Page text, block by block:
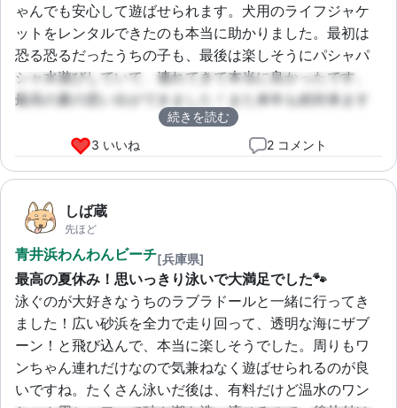
ゃんでも安心して遊ばせられます。犬用のライフジャケ
ットをレンタルできたのも本当に助かりました。最初は
恐る恐るだったうちの子も、最後は楽しそうにパシャパ
シャ水遊びしていて、連れてきて本当に良かったです。
最高の夏の思い出ができました！また来年も絶対来ます
続きを読む
3 いいね
2 コメント
しば蔵
先ほど
青井浜わんわんビーチ[兵庫県]
最高の夏休み！思いっきり泳いで大満足でした🐾
泳ぐのが大好きなうちのラブラドールと一緒に行ってき
ました！広い砂浜を全力で走り回って、透明な海にザブ
ーン！と飛び込んで、本当に楽しそうでした。周りもワ
ンちゃん連れだけなので気兼ねなく遊ばせられるのが良
いですね。たくさん泳いだ後は、有料だけど温水のワン